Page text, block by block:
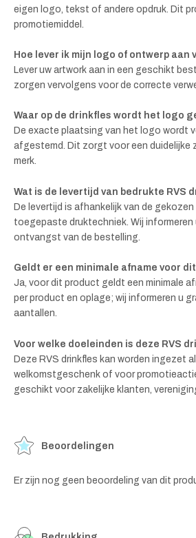
eigen logo, tekst of andere opdruk. Dit
promotiemiddel.
Hoe lever ik mijn logo of ontwerp aan
Lever uw artwork aan in een geschikt
zorgen vervolgens voor de correcte
Waar op de drinkfles wordt het logo
De exacte plaatsing van het logo wordt
afgestemd. Dit zorgt voor een duidelijke
merk.
Wat is de levertijd van bedrukte RVS
De levertijd is afhankelijk van de gekozen
toegepaste druktechniek. Wij informeren
ontvangst van de bestelling.
Geldt er een minimale afname voor
Ja, voor dit product geldt een minimale
per product en oplage; wij informeren u
aantallen.
Voor welke doeleinden is deze RVS
Deze RVS drinkfles kan worden ingezet
welkomstgeschenk of voor
geschikt voor zakelijke klanten,
Beoordelingen
Er zijn nog geen beoordeling van dit